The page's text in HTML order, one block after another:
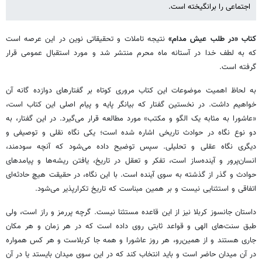
اجتماعی را برانگیخته است.
کتاب «در طلب عیش مدام»نتیجه تاملات و تحقیقاتی نوین در این عرصه است
که به لطف خدا در آستانه ماه محرم منتشر شد و مورد استقبال عمومی قرار
گرفته است.
به لحاظ اهمیت موضوعات این کتاب مروری کوتاه بر گفتارهای دوازده گانه آن
خواهیم داشت. در نخستین گفتار که بیانگر پایه و پیام اصلی این کتاب است،
«عاشورا به مثابه یک الگو و مکتب» مورد مطالعه قرار می‌گیرد. در این گفتار، به
دو نوع نگاه در حوادث تاریخی اشاره شده است؛ یکی نگاه نقلی و توصیفی و
دیگری نگاه عقلی و تحلیلی. سپس توضیح داده می‌شود که آنچه سودمند،
انسان‌پرور و آینده‌ساز است، تفکر و تعقل در تاریخ، یافتن ریشه‌ها و پیامدهای
حوادث و گذر از گذشته به سوی آینده است. با این نگاه، در حقیقت هیچ حادثه‌ای
اتفاقی و استثنایی نیست و بر همین مبناست که تاریخ تکرارپذیر می‌شود.
داستان جانسوز کربلا نیز از این قاعده مستثنا نیست. گرچه پررمز و راز است، ولی
طبق سنت‌های الهی و قواعد ثابتی روی داده است که در هر زمان و هر مکان
جاری هستند و از همین‌رو، هر روز عاشورا و همه جا کربلاست و هر کس همواره
در آن میدان حاضر است و باید انتخاب کند که در این سوی میدان بایستد یا در آن